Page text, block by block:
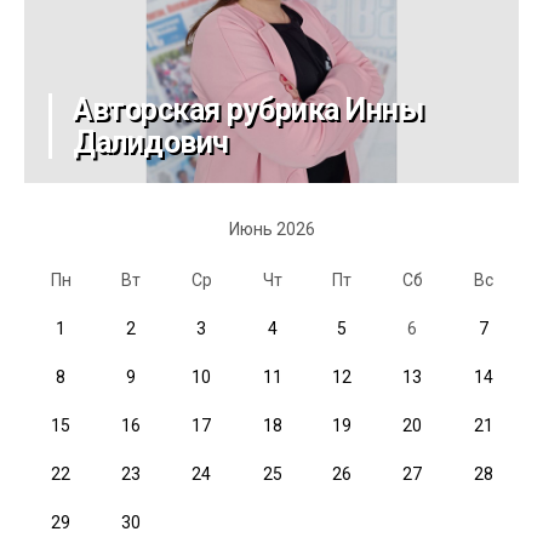
Авторская рубрика Инны
Далидович
Июнь 2026
Пн Вт Ср Чт Пт Сб Вс
1 2 3 4 5 6 7
8 9 10 11 12 13 14
15 16 17 18 19 20 21
22 23 24 25 26 27 28
29 30